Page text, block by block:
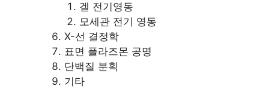
겔 전기영동
모세관 전기 영동
X-선 결정학
표면 플라즈몬 공명
단백질 분획
기타